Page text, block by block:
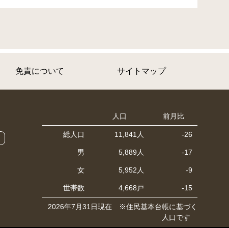
免責について サイトマップ
人口 前月比
総人口 11,841人 -26
男 5,889人 -17
女 5,952人 -9
世帯数 4,668戸 -15
2026年7月31日現在 ※住民基本台帳に基づく
人口です